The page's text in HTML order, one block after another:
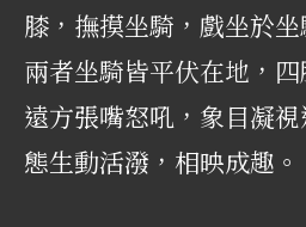
膝，撫摸坐騎，戲坐於坐
兩者坐騎皆平伏在地，
遠方張嘴怒吼，象目凝
態生動活潑，相映成趣。